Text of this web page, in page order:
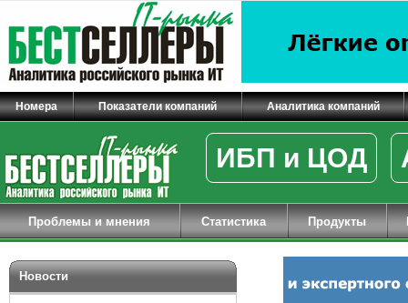
Номера Показатели компаний Аналитика компаний
ИБП и ЦОД
Проблемы и мнения Статистика Продукты
Новости